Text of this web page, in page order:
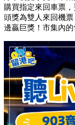
購買指定來回車票，
頭獎為雙人來回機票
邊贏巨獎！市集內的